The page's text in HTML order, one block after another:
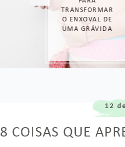
TRANSFORMAR
12
8 COISAS QUE